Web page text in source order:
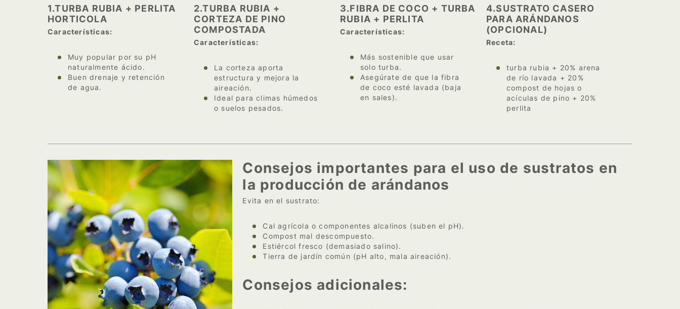
1.TURBA RUBIA + PERLITA
HORTICOLA
Características:
Muy popular por su pH
naturalmente ácido.
Buen drenaje y retención
de agua.
2.TURBA RUBIA +
CORTEZA DE PINO
COMPOSTADA
Características:
La corteza aporta
estructura y mejora la
aireación.
Ideal para climas húmedos
o suelos pesados.
3.FIBRA DE COCO + TURBA
RUBIA + PERLITA
Características:
Más sostenible que usar
solo turba.
Asegúrate de que la fibra
de coco esté lavada (baja
en sales).
4.SUSTRATO CASERO
PARA ARÁNDANOS
(OPCIONAL)
Receta:
turba rubia + 20% arena
de río lavada + 20%
compost de hojas o
acículas de pino + 20%
perlita
Consejos importantes para el uso de sustratos en
la producción de arándanos
Evita en el sustrato:
Cal agrícola o componentes alcalinos (suben el pH).
Compost mal descompuesto.
Estiércol fresco (demasiado salino).
Tierra de jardín común (pH alto, mala aireación).
Consejos adicionales: